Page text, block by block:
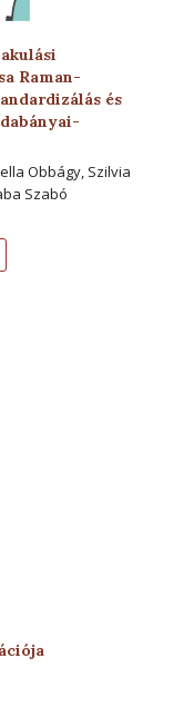
Raman-
és
Obbágy, Szilvia
Szabó